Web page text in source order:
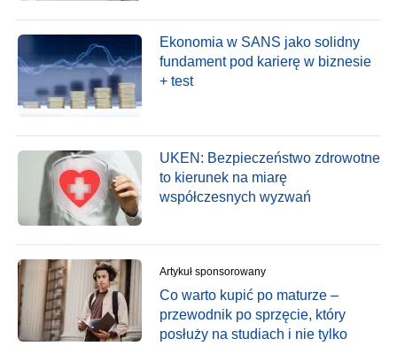
Ekonomia w SANS jako solidny
fundament pod karierę w biznesie
+ test
UKEN: Bezpieczeństwo zdrowotne
to kierunek na miarę
współczesnych wyzwań
Artykuł sponsorowany
Co warto kupić po maturze –
przewodnik po sprzęcie, który
posłuży na studiach i nie tylko